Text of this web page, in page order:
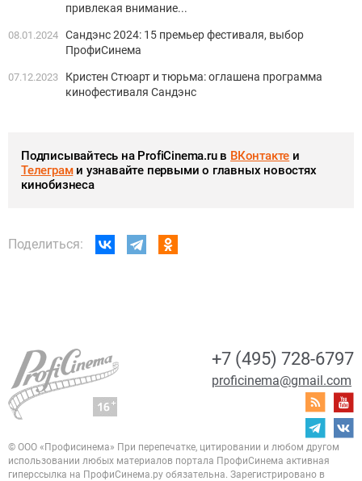
привлекая внимание...
08.01.2024 Сандэнс 2024: 15 премьер фестиваля, выбор
ПрофиСинема
07.12.2023
Кристен Стюарт и тюрьма: оглашена программа
кинофестиваля Сандэнс
Подписывайтесь на ProfiCinema.ru в ВКонтакте и
Телеграми узнавайте первыми о главных новостях
кинобизнеса
Поделиться:
+7 (495) 728-6797
proficinema@gmail.com
© ООО «Профисинема» При перепечатке, цитировании и любом другом
использовании любых материалов портала ПрофиСинема активная
гиперссылка на ПрофиСинема.ру обязательна. Зарегистрировано в